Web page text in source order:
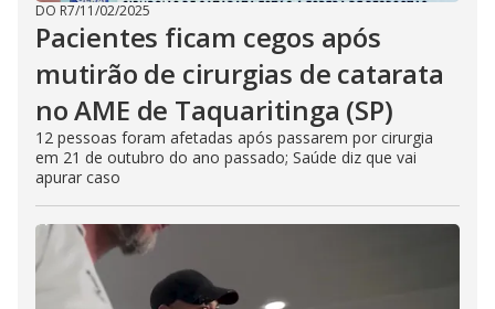
DO R7/11/02/2025
Pacientes ficam cegos após
mutirão de cirurgias de catarata
no AME de Taquaritinga (SP)
12 pessoas foram afetadas após passarem por cirurgia
em 21 de outubro do ano passado; Saúde diz que vai
apurar caso